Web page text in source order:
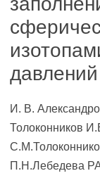
И. В.
Толоконников
П.Н.Лебедева